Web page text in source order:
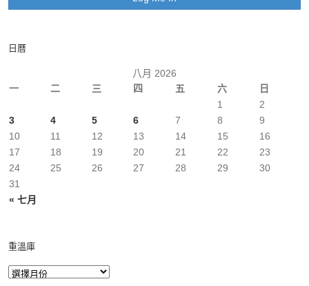
日曆
八月 2026
一
二 三 四 五 六 日
« 七月
1
2
3
4 5 6 7 8
9
10
11 12 13 14 15
16
17
18 19 20 21 22
23
24
25 26 27 28 29
30
31
重溫庫